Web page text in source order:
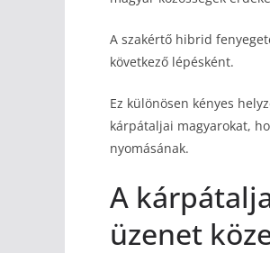
A szakértő hibrid
következő lépésként.
Ez különösen kényes
kárpátaljai magyarokat,
nyomásának.
A
üzenet